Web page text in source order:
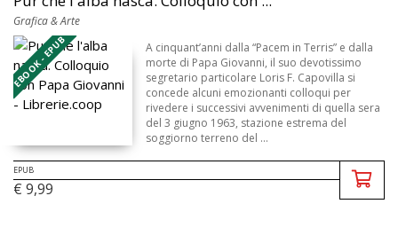
Grafica & Arte
EBOOK - EPUB
A cinquant’anni dalla “Pacem in Terris” e dalla
morte di Papa Giovanni, il suo devotissimo
segretario particolare Loris F. Capovilla si
concede alcuni emozionanti colloqui per
rivedere i successivi avvenimenti di quella sera
del 3 giugno 1963, stazione estrema del
soggiorno terreno del ...
EPUB
€ 9,99